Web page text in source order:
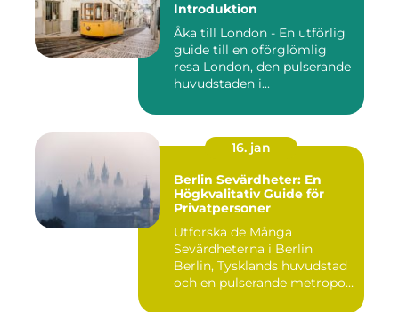
Introduktion
Åka till London - En utförlig
guide till en oförglömlig
resa London, den pulserande
huvudstaden i...
16. jan
Berlin Sevärdheter: En
Högkvalitativ Guide för
Privatpersoner
Utforska de Många
Sevärdheterna i Berlin
Berlin, Tysklands huvudstad
och en pulserande metropol,